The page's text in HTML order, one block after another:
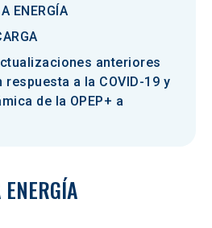
ENERGÍA
anteriores
respuesta a la COVID-19 y
de la OPEP+ a